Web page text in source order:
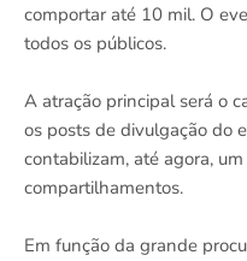
comportar até 10 mil. O
todos os públicos.
A atração principal será o
os posts de divulgação do
contabilizam, até agora,
compartilhamentos.
Em função da grande